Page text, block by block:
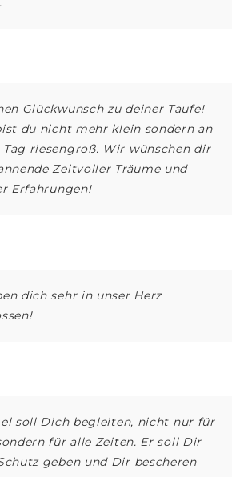
Glückwunsch zu deiner Taufe!
du nicht mehr klein sondern an
Tag riesengroß. Wir wünschen dir
Zeitvoller Träume und
Erfahrungen!
dich sehr in unser Herz
soll Dich begleiten, nicht nur für
für alle Zeiten. Er soll Dir
geben und Dir bescheren